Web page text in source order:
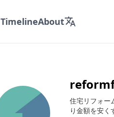
TimelineAbout
住宅リフォー
り金額を安